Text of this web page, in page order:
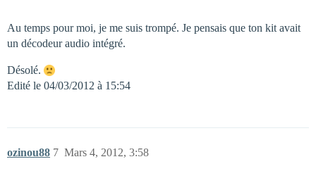
Au temps pour moi, je me suis trompé. Je pensais que ton kit avait
un décodeur audio intégré.
Désolé.
Edité le 04/03/2012 à 15:54
ozinou88 Mars 4, 2012, 3:58
7